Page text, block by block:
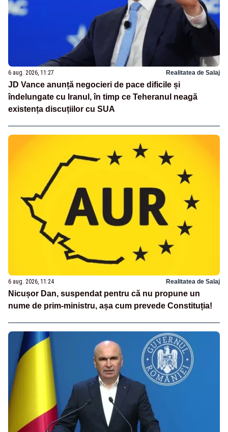
6 aug. 2026, 11:27 Realitatea de Salaj
JD Vance anunță negocieri de pace dificile și
îndelungate cu Iranul, în timp ce Teheranul neagă
existența discuțiilor cu SUA
6 aug. 2026, 11:24 Realitatea de Salaj
Nicușor Dan, suspendat pentru că nu propune un
nume de prim-ministru, așa cum prevede Constituția!